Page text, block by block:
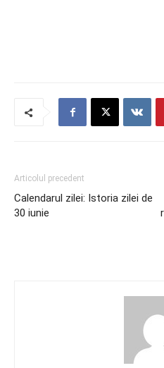
Articolul precedent
Calendarul zilei: Istoria zilei de
30 iunie